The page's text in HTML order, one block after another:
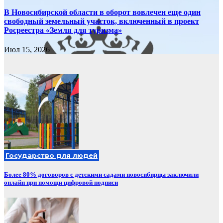
В Новосибирской области в оборот вовлечен еще один
свободный земельный участок, включенный в проект
Росреестра «Земля для туризма»
Июл 15, 2026
Государство для людей
Более 80% договоров с детскими садами новосибирцы заключили
онлайн при помощи цифровой подписи